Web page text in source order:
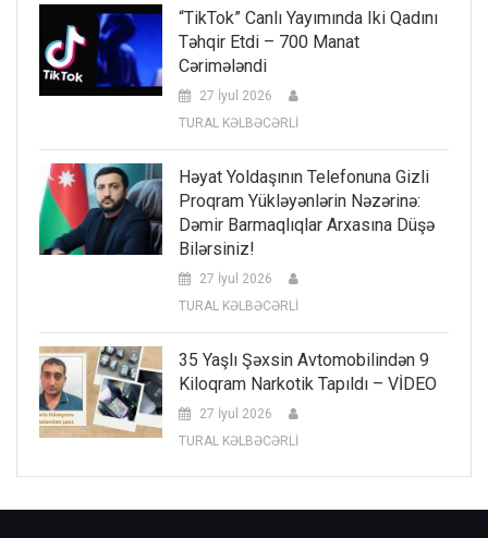
“TikTok” Canlı Yayımında Iki Qadını
Təhqir Etdi – 700 Manat
Cərimələndi
27 İyul 2026
TURAL KƏLBƏCƏRLİ
Həyat Yoldaşının Telefonuna Gizli
Proqram Yükləyənlərin Nəzərinə:
Dəmir Barmaqlıqlar Arxasına Düşə
Bilərsiniz!
27 İyul 2026
TURAL KƏLBƏCƏRLİ
35 Yaşlı Şəxsin Avtomobilindən 9
Kiloqram Narkotik Tapıldı – VİDEO
27 İyul 2026
TURAL KƏLBƏCƏRLİ